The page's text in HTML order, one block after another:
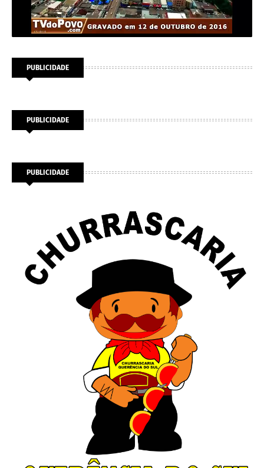
PUBLICIDADE
PUBLICIDADE
PUBLICIDADE